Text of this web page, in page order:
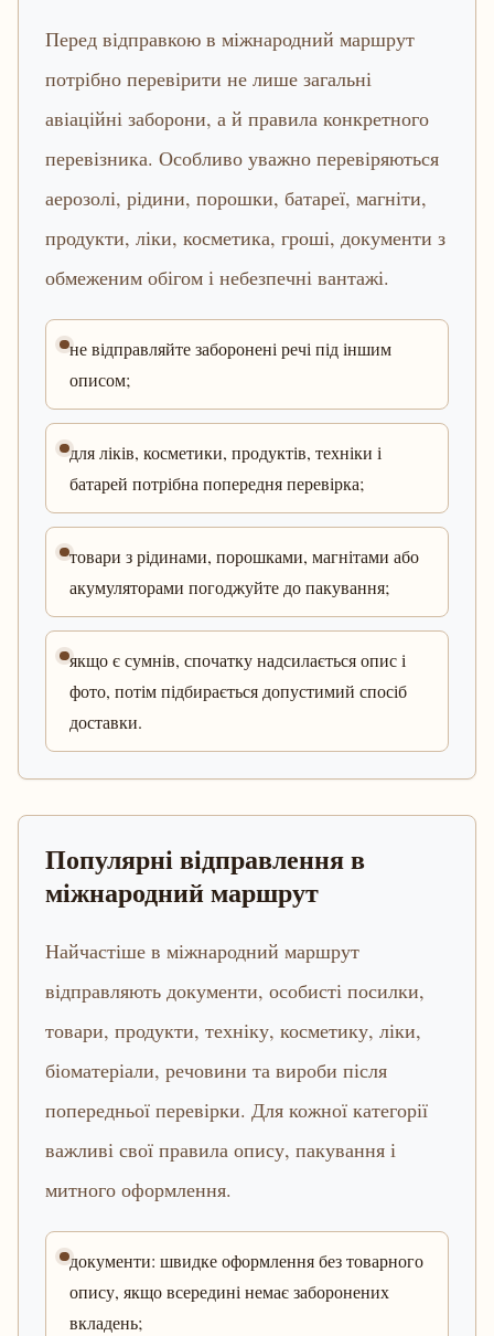
Перед відправкою в міжнародний маршрут
потрібно перевірити не лише загальні
авіаційні заборони, а й правила конкретного
перевізника. Особливо уважно перевіряються
аерозолі, рідини, порошки, батареї, магніти,
продукти, ліки, косметика, гроші, документи з
обмеженим обігом і небезпечні вантажі.
не відправляйте заборонені речі під іншим
описом;
для ліків, косметики, продуктів, техніки і
батарей потрібна попередня перевірка;
товари з рідинами, порошками, магнітами або
акумуляторами погоджуйте до пакування;
якщо є сумнів, спочатку надсилається опис і
фото, потім підбирається допустимий спосіб
доставки.
Популярні відправлення в
міжнародний маршрут
Найчастіше в міжнародний маршрут
відправляють документи, особисті посилки,
товари, продукти, техніку, косметику, ліки,
біоматеріали, речовини та вироби після
попередньої перевірки. Для кожної категорії
важливі свої правила опису, пакування і
митного оформлення.
документи: швидке оформлення без товарного
опису, якщо всередині немає заборонених
вкладень;